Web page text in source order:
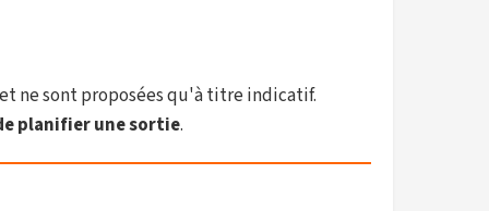
ne sont proposées qu'à titre indicatif.
planifier une sortie.